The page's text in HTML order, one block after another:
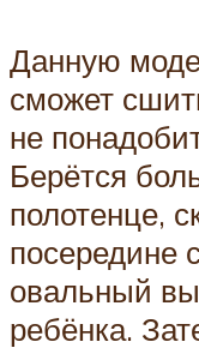
Данную
сможет
не
Берётся
полотенце,
посередине
овальный
ребёнка.